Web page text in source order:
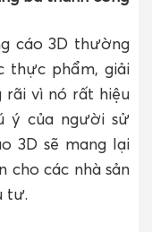
cáo 3D thường
thực phẩm, giải
rãi vì nó rất hiệu
ý của người sử
3D sẽ mang lại
cho các nhà sản
tư.